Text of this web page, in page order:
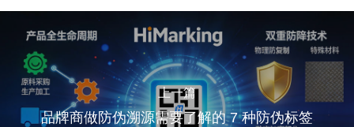
上一篇
品牌商做防伪溯源需要了解的 7 种防伪标签